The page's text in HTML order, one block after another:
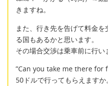
きますね。
また、行き先を告げて料金
る国もあるかと思います。
その場合交渉は乗車前に行い
”Can you take me there for
50ドルで行ってもらえますか。